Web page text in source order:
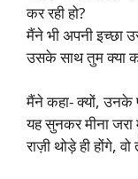
कर रही हो?
मैंने भी अपनी इच्छा
उसके साथ तुम क्या
मैंने कहा- क्यों, उनके
यह सुनकर मीना जरा
राज़ी थोड़े ही होंगे,